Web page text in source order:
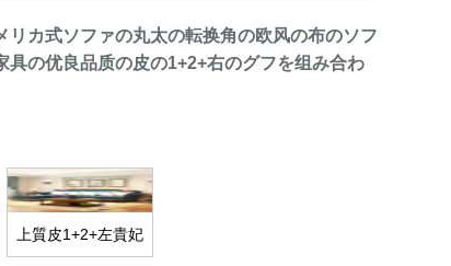
リカ式ソファの丸太の転换角の欧风の布のソフ
具の优良品质の皮の1+2+右のグフを组み合わ
上質皮1+2+左貴妃